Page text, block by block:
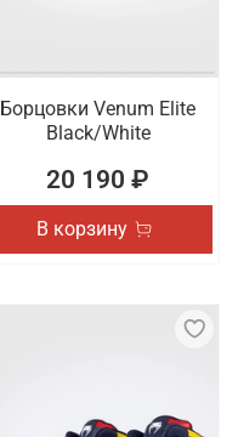
Борцовки Venum Elite
Black/White
20 190 ₽
В корзину